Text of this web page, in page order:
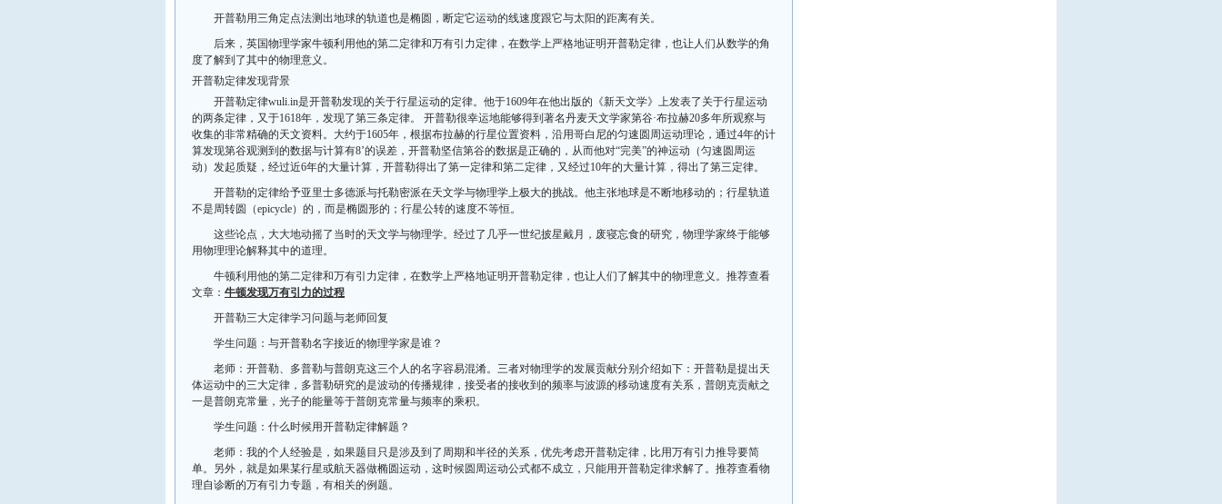
开普勒用三角定点法测出地球的轨道也是椭圆，断定它运动的线速度跟它与太阳的距离有关。
后来，英国物理学家牛顿利用他的第二定律和万有引力定律，在数学上严格地证明开普勒定律，也让人们从数学的角
度了解到了其中的物理意义。
开普勒定律发现背景
开普勒定律wuli.in是开普勒发现的关于行星运动的定律。他于1609年在他出版的《新天文学》上发表了关于行星运动
的两条定律，又于1618年，发现了第三条定律。 开普勒很幸运地能够得到著名丹麦天文学家第谷·布拉赫20多年所观察与
收集的非常精确的天文资料。大约于1605年，根据布拉赫的行星位置资料，沿用哥白尼的匀速圆周运动理论，通过4年的计
算发现第谷观测到的数据与计算有8’的误差，开普勒坚信第谷的数据是正确的，从而他对“完美”的神运动（匀速圆周运
动）发起质疑，经过近6年的大量计算，开普勒得出了第一定律和第二定律，又经过10年的大量计算，得出了第三定律。
开普勒的定律给予亚里士多德派与托勒密派在天文学与物理学上极大的挑战。他主张地球是不断地移动的；行星轨道
不是周转圆（epicycle）的，而是椭圆形的；行星公转的速度不等恒。
这些论点，大大地动摇了当时的天文学与物理学。经过了几乎一世纪披星戴月，废寝忘食的研究，物理学家终于能够
用物理理论解释其中的道理。
牛顿利用他的第二定律和万有引力定律，在数学上严格地证明开普勒定律，也让人们了解其中的物理意义。推荐查看
文章： 牛顿发现万有引力的过程
开普勒三大定律学习问题与老师回复
学生问题：与开普勒名字接近的物理学家是谁？
老师：开普勒、多普勒与普朗克这三个人的名字容易混淆。三者对物理学的发展贡献分别介绍如下：开普勒是提出天
体运动中的三大定律，多普勒研究的是波动的传播规律，接受者的接收到的频率与波源的移动速度有关系，普朗克贡献之
一是普朗克常量，光子的能量等于普朗克常量与频率的乘积。
学生问题：什么时候用开普勒定律解题？
老师：我的个人经验是，如果题目只是涉及到了周期和半径的关系，优先考虑开普勒定律，比用万有引力推导要简
单。另外，就是如果某行星或航天器做椭圆运动，这时候圆周运动公式都不成立，只能用开普勒定律求解了。推荐查看物
理自诊断的万有引力专题，有相关的例题。